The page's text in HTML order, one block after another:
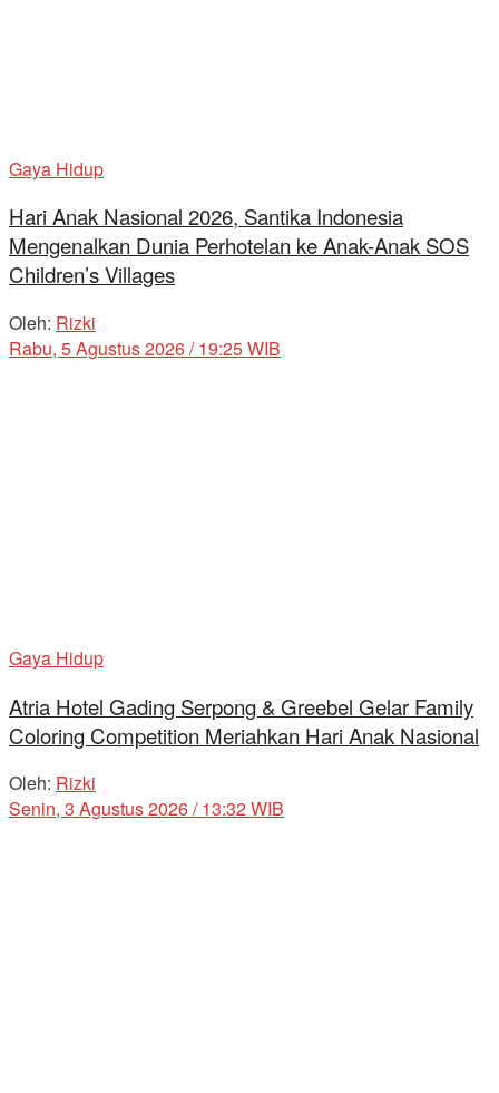
Gaya Hidup
Hari Anak Nasional 2026, Santika Indonesia
Mengenalkan Dunia Perhotelan ke Anak-Anak SOS
Children’s Villages
Oleh: Rizki
Rabu, 5 Agustus 2026 / 19:25 WIB
Gaya Hidup
Atria Hotel Gading Serpong & Greebel Gelar Family
Coloring Competition Meriahkan Hari Anak Nasional
Oleh: Rizki
Senin, 3 Agustus 2026 / 13:32 WIB